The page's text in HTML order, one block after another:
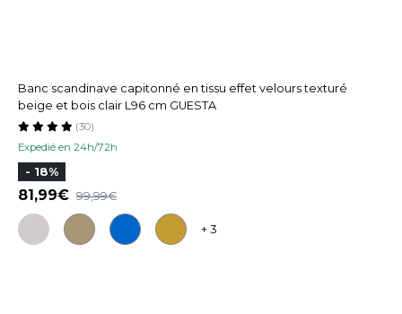
Banc scandinave capitonné en tissu effet velours texturé
beige et bois clair L96 cm GUESTA
Expedié en 24h/72h
(30)
- 18%
81,99 99,99
+ 3